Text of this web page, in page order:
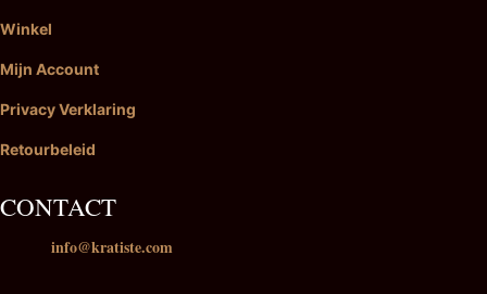
Winkel
Mijn Account
Privacy Verklaring
Retourbeleid
CONTACT
info@kratiste.com